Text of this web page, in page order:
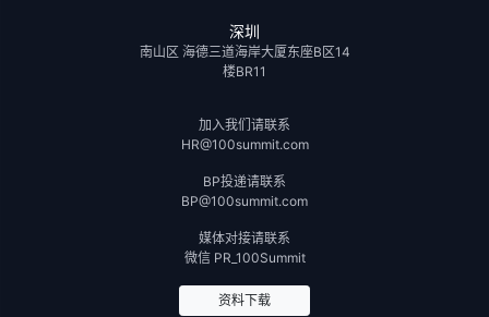
深圳
南山区 海德三道海岸大厦东座B区14
楼BR11
加入我们请联系
HR@100summit.com
BP投递请联系
BP@100summit.com
媒体对接请联系
微信 PR_100Summit
资料下载